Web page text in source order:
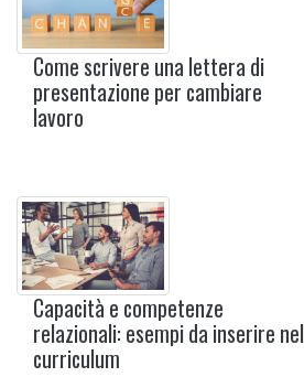
Come scrivere una lettera di
presentazione per cambiare
lavoro
Capacità e competenze
relazionali: esempi da inserire nel
curriculum